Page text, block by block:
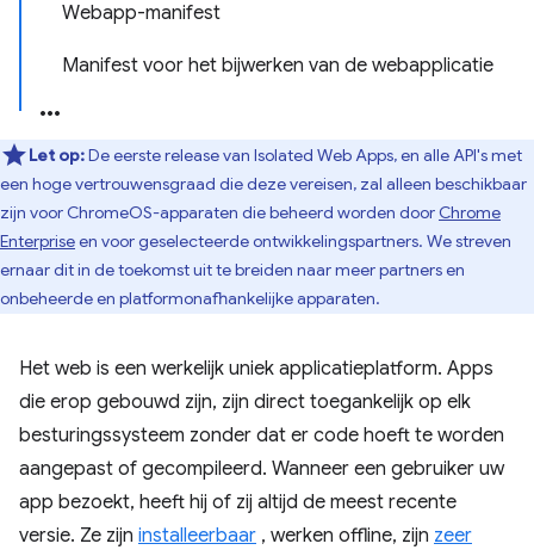
Webapp-manifest
Manifest voor het bijwerken van de webapplicatie
Let op:De eerste release van Isolated Web Apps, en alle API's met
een hoge vertrouwensgraad die deze vereisen, zal alleen beschikbaar
zijn voor ChromeOS-apparaten die beheerd worden door Chrome
Enterpriseen voor geselecteerde ontwikkelingspartners. We streven
ernaar dit in de toekomst uit te breiden naar meer partners en
onbeheerde en platformonafhankelijke apparaten.
Het web is een werkelijk uniek applicatieplatform. Apps
die erop gebouwd zijn, zijn direct toegankelijk op elk
besturingssysteem zonder dat er code hoeft te worden
aangepast of gecompileerd. Wanneer een gebruiker uw
app bezoekt, heeft hij of zij altijd de meest recente
versie. Ze zijn installeerbaar , werken offline, zijn zeer